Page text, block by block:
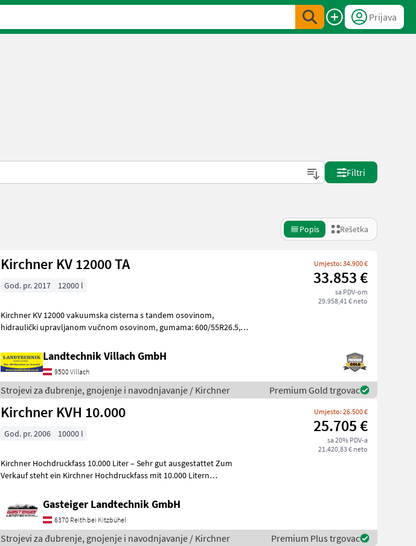
Prijava
Filtri
Popis Rešetka
Kirchner KV 12000 TA Umjesto: 34.900 €
33.853 €
sa PDV-om
29.958,41 € neto
God. pr. 2017 12000 l
Kirchner KV 12000 vakuumska cisterna s tandem osovinom,
hidraulički upravljanom vučnom osovinom, gumama: 600/55R26.5,
Landtechnik Villach GmbH
9500 Villach
Strojevi za đubrenje, gnojenje i navodnjavanje / Kirchner Premium Gold trgovac
Kirchner KVH 10.000 Umjesto: 26.500 €
25.705 €
sa 20% PDV-a
21.420,83 € neto
God. pr. 2006 10000 l
Kirchner Hochdruckfass 10.000 Liter – Sehr gut ausgestattet Zum
Verkauf steht ein Kirchner Hochdruckfass mit 10.000 Litern
Gasteiger Landtechnik GmbH
6370 Reith bei Kitzbühel
Strojevi za đubrenje, gnojenje i navodnjavanje / Kirchner Premium Plus trgovac